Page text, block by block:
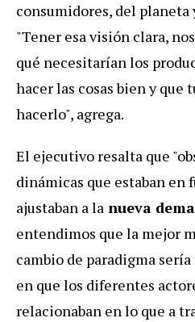
consumidores, del planeta
"Tener esa visión clara,
qué necesitarían los
hacer las cosas bien y que
hacerlo", agrega.
El ejecutivo resalta que
dinámicas que estaban en
ajustaban a la nueva
entendimos que la mejor
cambio de paradigma
en que los diferentes
relacionaban en lo que a